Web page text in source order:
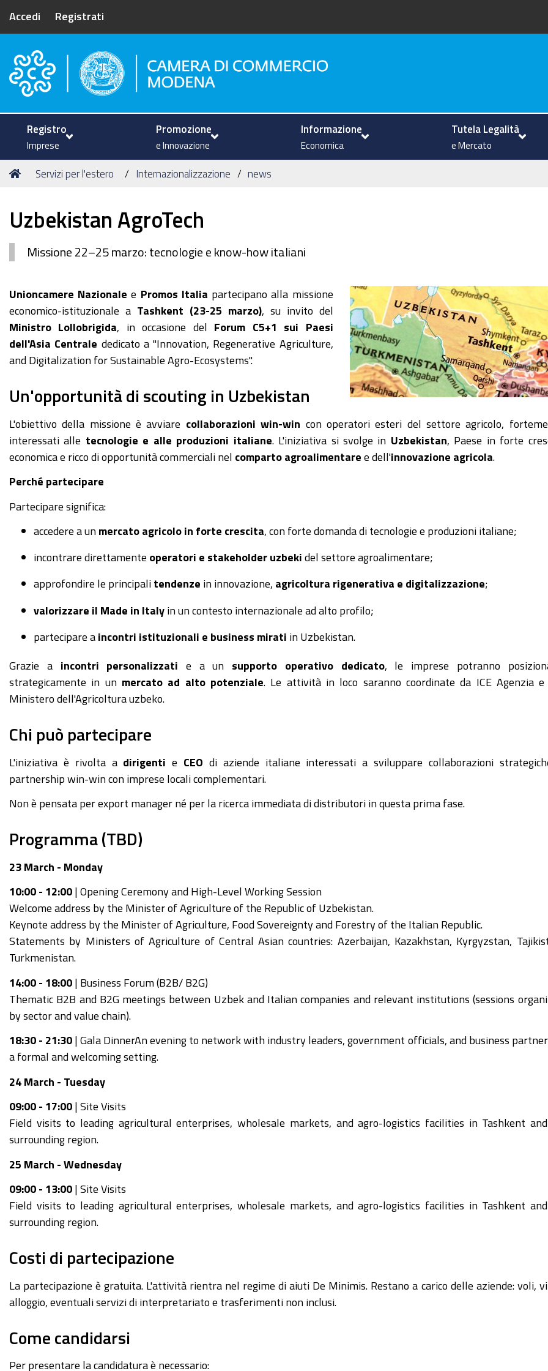
Accedi Registrati
Camera di Commercio di Modena
Registro
Imprese
Promozione
e Innovazione
Informazione
Economica
Tutela Legalità
e Mercato
Tu
Home
Servizi per l'estero Internazionalizzazione news
Uzbekistan AgroTech
Missione 22–25 marzo: tecnologie e know-how italiani
Unioncamere Nazionale e Promos Italia partecipano alla missione
economico-istituzionale a Tashkent (23-25 marzo), su invito del
Ministro Lollobrigida , in occasione del Forum C5+1 sui Paesi
dell'Asia Centrale dedicato a "Innovation, Regenerative Agriculture,
and Digitalization for Sustainable Agro-Ecosystems".
Un'opportunità di scouting in Uzbekistan
L'obiettivo della missione è avviare collaborazioni win-win con operatori esteri del settore agricolo,
interessati alle tecnologie e alle produzioni italiane . L'iniziativa si svolge in Uzbekistan , Paese in forte
economica e ricco di opportunità commerciali nel comparto agroalimentare e dell'innovazione agricola
Perché partecipare
Partecipare significa:
accedere a un mercato agricolo in forte crescita , con forte domanda di tecnologie e produzioni italiane;
incontrare direttamente operatori e stakeholder uzbeki del settore agroalimentare;
approfondire le principali tendenze in innovazione, agricoltura rigenerativa e digitalizzazione;
valorizzare il Made in Italy in un contesto internazionale ad alto profilo;
partecipare a incontri istituzionali e business mirati in Uzbekistan.
Grazie a incontri personalizzati e a un supporto operativo dedicato, le imprese potranno
strategicamente in un mercato ad alto potenziale . Le attività in loco saranno coordinate da ICE Agenzia e
Ministero dell'Agricoltura uzbeko.
Chi può partecipare
L'iniziativa è rivolta a dirigenti e CEO di aziende italiane interessati a sviluppare collaborazioni
partnership win-win con imprese locali complementari.
Non è pensata per export manager né per la ricerca immediata di distributori in questa prima fase.
Programma (TBD)
23 March - Monday
10:00 - 12:00 | Opening Ceremony and High-Level Working Session
Welcome address by the Minister of Agriculture of the Republic of Uzbekistan.
Keynote address by the Minister of Agriculture, Food Sovereignty and Forestry of the Italian Republic.
Statements by Ministers of Agriculture of Central Asian countries: Azerbaijan, Kazakhstan, Kyrgyzstan,
Turkmenistan.
14:00 - 18:00 | Business Forum (B2B/ B2G)
Thematic B2B and B2G meetings between Uzbek and Italian companies and relevant institutions (sessions
by sector and value chain).
18:30 - 21:30 | Gala DinnerAn evening to network with industry leaders, government officials, and business
a formal and welcoming setting.
24 March - Tuesday
09:00 - 17:00 | Site Visits
Field visits to leading agricultural enterprises, wholesale markets, and agro-logistics facilities in Tashkent
surrounding region.
25 March - Wednesday
09:00 - 13:00 | Site Visits
Field visits to leading agricultural enterprises, wholesale markets, and agro-logistics facilities in Tashkent
surrounding region.
Costi di partecipazione
La partecipazione è gratuita. L'attività rientra nel regime di aiuti De Minimis. Restano a carico delle aziende: voli,
alloggio, eventuali servizi di interpretariato e trasferimenti non inclusi.
Come candidarsi
Per presentare la candidatura è necessario: